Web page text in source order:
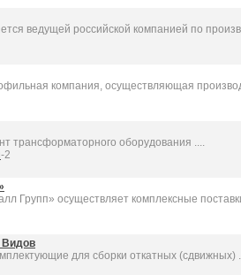
ведущей российской компанией по
компания, осуществляющая
трансформаторного оборудования ....
-2
Групп» осуществляет комплексные
Видов
для сборки откатных (сдвижных)